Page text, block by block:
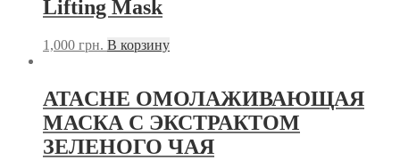
Lifting Mask
1,000 грн. В корзину
ATACHE ОМОЛАЖИВАЮЩАЯ
МАСКА С ЭКСТРАКТОМ
ЗЕЛЕНОГО ЧАЯ